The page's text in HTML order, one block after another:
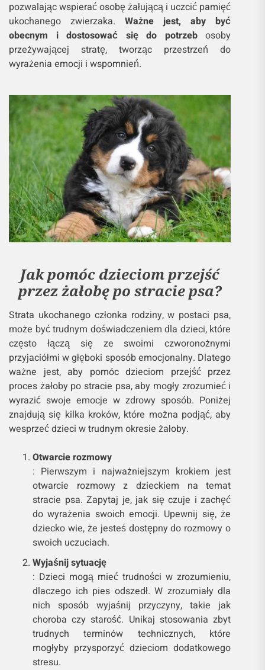
pozwalając wspierać osobę żałującą i uczcić pamięć
ukochanego zwierzaka. Ważne jest, aby być
obecnym i dostosować się do potrzebosoby
przeżywającej stratę, tworząc przestrzeń do
wyrażenia emocji i wspomnień.
Jak pomóc dzieciom przejść
przez żałobę po stracie psa?
Strata ukochanego członka rodziny, w postaci psa,
może być trudnym doświadczeniem dla dzieci, które
często łączą się ze swoimi czworonożnymi
przyjaciółmi w głęboki sposób emocjonalny. Dlatego
ważne jest, aby pomóc dzieciom przejść przez
proces żałoby po stracie psa, aby mogły zrozumieć i
wyrazić swoje emocje w zdrowy sposób. Poniżej
znajdują się kilka kroków, które można podjąć, aby
wesprzeć dzieci w trudnym okresie żałoby.
Otwarcie rozmowy
: Pierwszym i najważniejszym krokiem jest
otwarcie rozmowy z dzieckiem na temat
stracie psa. Zapytaj je, jak się czuje i zachęć
do wyrażenia swoich emocji. Upewnij się, że
dziecko wie, że jesteś dostępny do rozmowy o
swoich uczuciach.
Wyjaśnij sytuację
: Dzieci mogą mieć trudności w zrozumieniu,
dlaczego ich pies odszedł. W zrozumiały dla
nich sposób wyjaśnij przyczyny, takie jak
choroba czy starość. Unikaj stosowania zbyt
trudnych terminów technicznych, które
mogłyby przysporzyć dzieciom dodatkowego
stresu.